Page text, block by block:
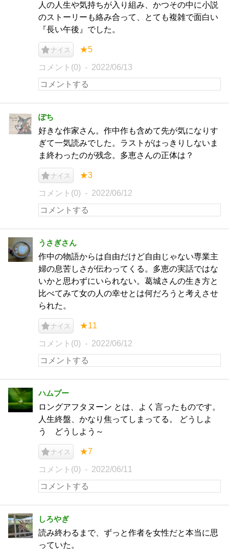
人の人生や気持ちが入り組み、かつその中に小説
のストーリーも絡み合って、とても複雑で面白い
『長い午後』でした。
ナイス ★5
コメント(0) 2022/06/13
ぽち
好きな作家さん。作中作も含めて先が気になりす
ぎて一気読みでした。ラストがはっきりしないま
ま終わったのが残念。多恵さんの正体は？
ナイス ★3
コメント(0) 2022/06/12
うさぎさん
作中の物語からは自由だけど自由じゃない専業主
婦の息苦しさが伝わってくる。多恵の実話ではな
いかと思わずにいられない。葛城さんの生き方と
比べてみて女の人の幸せとは何だろうと考えさせ
られた。
ナイス ★11
コメント(0) 2022/06/12
ハムプー
ロングアフタヌーン とは、よく言ったものです。
人生終盤、かなり焦ってしまってる。 どうしよ
う どうしよう～
ナイス ★7
コメント(0) 2022/06/11
しろやぎ
読み終わるまで、ずっと作者を女性だと本当に思
っていた。